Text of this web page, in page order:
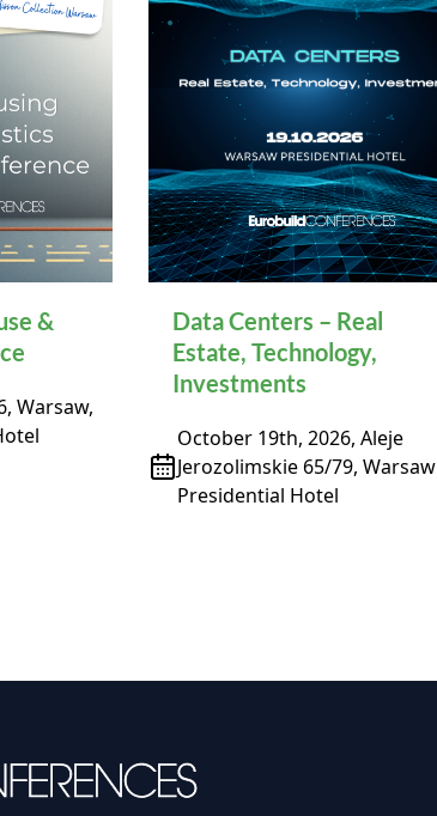
&
Warsaw,
Data Centers – Real
Estate, Technology,
Investments
October 19th, 2026, Aleje
Jerozolimskie 65/79, Warsaw
Presidential Hotel